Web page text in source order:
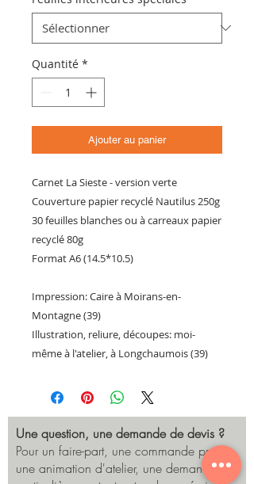
Quantité *
Ajouter au panier
Carnet La Sieste - version verte
Couverture papier recyclé Nautilus 250g
30 feuilles blanches ou à carreaux papier
recyclé 80g
Format A6 (14.5*10.5)
Impression: Caire à Moirans-en-
Montagne (39)
Illustration, reliure, découpes: moi-
même à l'atelier, à Longchaumois (39)
Une question, une demande de devis ?
Pour un faire-part, une commande pro,
une animation d'atelier, une demande